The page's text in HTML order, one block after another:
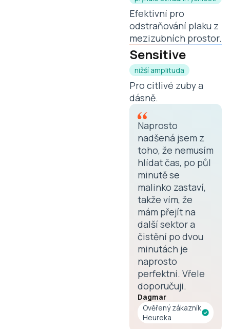
Efektivní pro
odstraňování plaku z
mezizubních prostor.
Sensitive
nižší amplituda
Pro citlivé zuby a
dásně.
Naprosto
nadšená jsem z
toho, že nemusím
hlídat čas, po půl
minutě se
malinko zastaví,
takže vím, že
mám přejít na
další sektor a
čistění po dvou
minutách je
naprosto
perfektní. Vřele
doporučuji.
Dagmar
Ověřený zákazník
Heureka